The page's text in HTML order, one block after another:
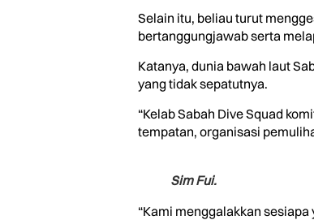
Selain itu, beliau turut
bertanggungjawab serta
Katanya, dunia bawah laut
yang tidak sepatutnya.
“Kelab Sabah Dive Squad
tempatan, organisasi
Sim Fui.
“Kami menggalakkan